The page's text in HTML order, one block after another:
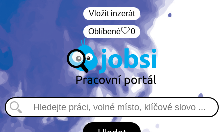
Vložit inzerát
Oblíbené 0